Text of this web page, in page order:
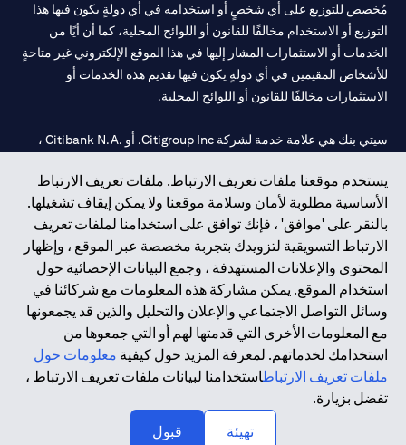
يستخدم موقعنا ملفات تعريف الارتباط. ملفات تعريف الارتباط
الأساسية مطلوبة لأمان وسلامة موقعنا ولا يمكن إيقاف تشغيلها.
بالنقر على 'موافق' ، فإنك توافق على استخدامنا لملفات تعريف
الارتباط التسويقية لتزويدك بتجربة مخصصة عبر الموقع ، وإظهار
المحتوى والإعلانات المستهدفة ، وجمع البيانات الإحصائية حول
استخدام الموقع. يمكن مشاركة هذه المعلومات مع شركائنا في
وسائل التواصل الاجتماعي والإعلان والتحليل والذين قد يجمعونها
مع المعلومات الأخرى التي قدمتها لهم أو التي جمعوها من
استخدامك لخدماتهم. لمعرفة المزيد حول كيفية معلومات حول
ملفات تعريف الارتباطاستخدامنا لبيانات ملفات تعريف الارتباط ،
تفضل بزيارة.
تهيئة
قبول
مُخصص للتوزيع على أي شخصٍ أو استخدامه في أي دولةٍ يكون فيها هذا
التوزيع أو الاستخدام مخالفًا للقانون أو اللوائح المحلية، كما أن أيًا من
الخدمات أو الاستثمارات المشار إليها في هذا الموقع الإلكتروني غير متاحةٍ
للأشخاص المقيمين في أي دولةٍ يكون فيها تقديم هذه الخدمات أو
الاستثمارات مخالفًا للقانون أو اللوائح المحلية.
سيتي بنك هي علامة خدمة لشركة Citigroup Inc. أو .Citibank N.A ،
سيتي بنك إن. إيه. الإمارات مسجل لدى مصرف الإمارات المركزي تحت
أرقام التراخيص 202563 لفرع الوصل في دبي، 531989 لفرع مول
الإمارات في دبي، وCN-1002019لفرع أبوظبي. هاتف: 4000 311 04.
فرع سيتي بنك إن إيه - الإمارات العربية المتحدة مرخص من مصرف
الإمارات العربية المتحدة المركزي كفرع لبنك أجنبي.
سيتي بنك إن إيه الإمارات العربية المتحدة مرخص من هيئة الأوراق المالية
والسلع في الإمارات العربية المتحدة ("SCA") للقيام بالنشاط المالي لـ أ)
الاستشارات المالية والتعريف والترويج بموجب ترخيص رقم
20200000097 ب) وسيط تداول في الأسواق الدولية بموجب ترخيص